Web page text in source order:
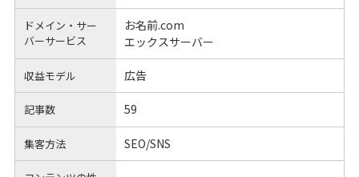
ドメイン・サー
バーサービス
お名前.com
エックスサーバー
収益モデル 広告
記事数 59
集客方法 SEO/SNS